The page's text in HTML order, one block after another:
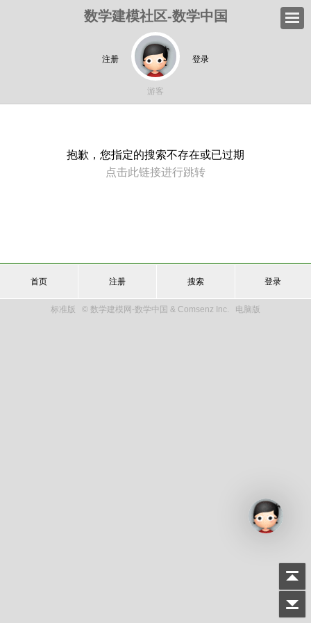
数学建模社区-数学中国
注册 登录
游客
抱歉，您指定的搜索不存在或已过期
点击此链接进行跳转
首页 注册 搜索 登录
标准版 © 数学建模网-数学中国 & Comsenz Inc. 电脑版